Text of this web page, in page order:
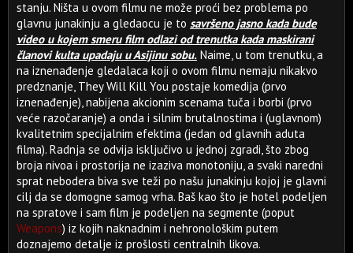
stanju. Ništa u ovom filmu ne može proći bez problema po
glavnu junakinju a gledaocu je to savršeno jasno kada bude
video u kojem smeru film odlazi od trenutka kada maskirani
članovi kulta upadaju u Asijinu sobu. Naime, u tom trenutku, a
na iznenađenje gledalaca koji o ovom filmu nemaju nikakvo
predznanje, They Will Kill You postaje komedija (prvo
iznenađenje), nabijena akcionim scenama tuča i borbi (prvo
veće razočaranje) a onda i silnim brutalnostima i (uglavnom)
kvalitetnim specijalnim efektima (jedan od glavnih aduta
filma). Radnja se odvija isključivo u jednoj zgradi, što zbog
broja nivoa i prostorija ne izaziva monotoniju, a svaki naredni
sprat nebodera biva sve teži po našu junakinju kojoj je glavni
cilj da se domogne samog vrha. Baš kao što je hotel podeljen
na spratove i sam film je podeljen na segmente (poput
Weapons) iz kojih naknadnim i nehronološkim putem
doznajemo detalje iz prošlosti centralnih likova.